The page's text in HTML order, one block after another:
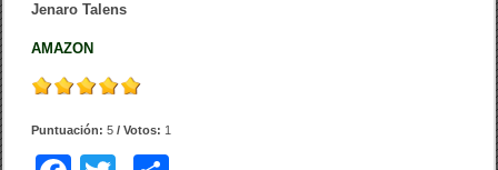
Jenaro Talens
AMAZON
Puntuación:5 / Votos: 1